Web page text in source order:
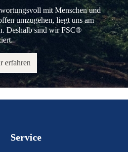
mit Menschen und
umzugehen, liegt uns am
Deshalb sind wir FSC®
erfahren
Service